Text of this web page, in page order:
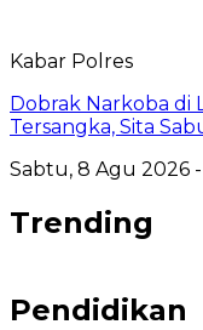
Kabar Polres
Dobrak Narkoba di
Tersangka, Sita
Sabtu, 8 Agu 2026
Trending
Pendidikan